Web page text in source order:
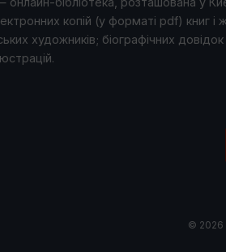
копій (у форматі pdf) книг і
художників; біографічних
© 2026